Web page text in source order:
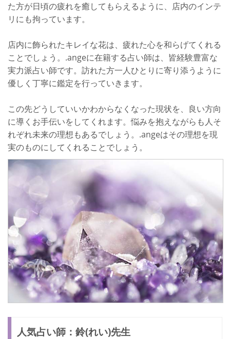
た方が日頃の疲れを癒してもらえるように、店内のインテ
リにも拘っています。
店内に飾られたキレイな花は、疲れた心を和らげてくれる
ことでしょう。.angeに在籍する占い師は、皆経験豊富な
実力派占い師です。訪れた方一人ひとりに寄り添うように
優しく丁寧に鑑定を行っていきます。
この先どうしていいかわからなくなった現状を、良い方向
に導くお手伝いをしてくれます。悩みを抱えながらも人そ
れぞれ未来の理想もあるでしょう。.angeはその理想を現
実のものにしてくれることでしょう。
人気占い師：鈴(れい)先生